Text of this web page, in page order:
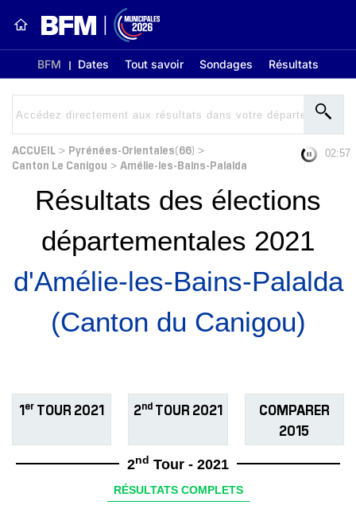
BFM Dates Tout savoir Sondages Résultats
ACCUEIL > Pyrénées-Orientales(66) >
Canton Le Canigou > Amélie-les-Bains-Palalda
02:56
Résultats des élections
départementales 2021
d'Amélie-les-Bains-Palalda
(Canton du Canigou)
1er TOUR 2021 2ndTOUR 2021
COMPARER
2015
2nd Tour - 2021
RÉSULTATS COMPLETS